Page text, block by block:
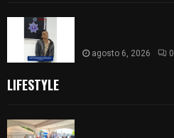
agosto 6, 2026 0
LIFESTYLE